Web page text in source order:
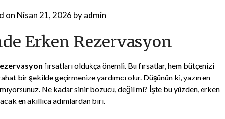
on Nisan 21, 2026 byadmin
Erken Rezervasyon
fırsatları oldukça önemli. Bu fırsatlar, hem bütçenizi
bir şekilde geçirmenize yardımcı olur. Düşünün ki, yazın en
Ne kadar sinir bozucu, değil mi? İşte bu yüzden, erken
en akıllıca adımlardan biri.